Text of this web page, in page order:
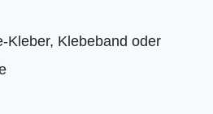
Kleber, Klebeband oder